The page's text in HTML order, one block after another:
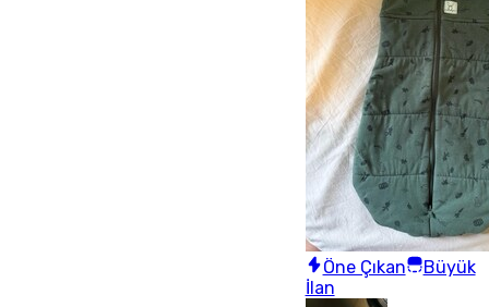
Öne Çıkan
Büyük
İlan